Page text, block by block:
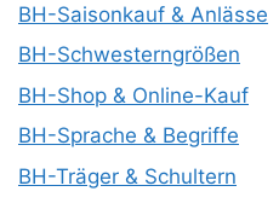
BH-Saisonkauf & Anlässe
BH-Schwesterngrößen
BH-Shop & Online-Kauf
BH-Sprache & Begriffe
BH-Träger & Schultern